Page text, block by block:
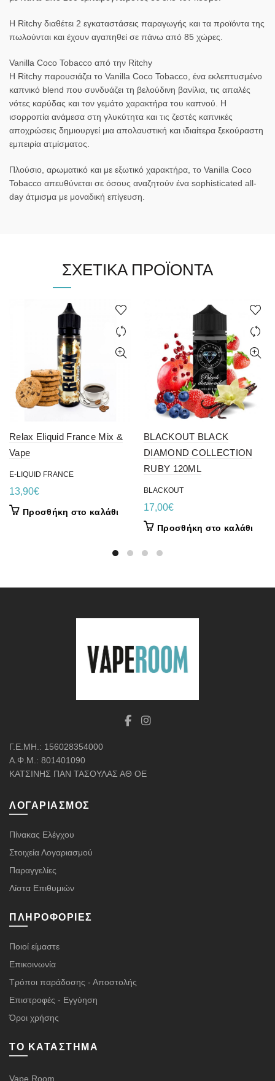
Η Ritchy διαθέτει 2 εγκαταστάσεις παραγωγής και τα προϊόντα της
πωλούνται και έχουν αγαπηθεί σε πάνω από 85 χώρες.
Vanilla Coco Tobacco από την Ritchy
Η Ritchy παρουσιάζει το Vanilla Coco Tobacco, ένα εκλεπτυσμένο
καπνικό blend που συνδυάζει τη βελούδινη βανίλια, τις απαλές
νότες καρύδας και τον γεμάτο χαρακτήρα του καπνού. Η
ισορροπία ανάμεσα στη γλυκύτητα και τις ζεστές καπνικές
αποχρώσεις δημιουργεί μια απολαυστική και ιδιαίτερα ξεκούραστη
εμπειρία ατμίσματος.
Πλούσιο, αρωματικό και με εξωτικό χαρακτήρα, το Vanilla Coco
Tobacco απευθύνεται σε όσους αναζητούν ένα sophisticated all-
day άτμισμα με μοναδική επίγευση.
ΣΧΕΤΙΚΆ ΠΡΟΪΌΝΤΑ
Relax Eliquid France Mix &
Vape
E-LIQUID FRANCE
13,90€
Προσθήκη στο καλάθι
BLACKOUT BLACK
DIAMOND COLLECTION
RUBY 120ML
BLACKOUT
17,00€
Προσθήκη στο καλάθι
Γ.Ε.ΜΗ.: 156028354000
Α.Φ.Μ.: 801401090
ΚΑΤΣΙΝΗΣ ΠΑΝ ΤΑΣΟΥΛΑΣ ΑΘ ΟΕ
ΛΟΓΑΡΙΑΣΜΌΣ
Πίνακας Ελέγχου
Στοιχεία Λογαριασμού
Παραγγελίες
Λίστα Επιθυμιών
ΠΛΗΡΟΦΟΡΊΕΣ
Ποιοί είμαστε
Επικοινωνία
Τρόποι παράδοσης - Αποστολής
Επιστροφές - Εγγύηση
Όροι χρήσης
ΤΟ ΚΑΤΆΣΤΗΜΑ
Vape Room